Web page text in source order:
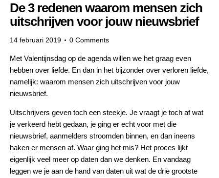
De 3 redenen waarom mensen zich
uitschrijven voor jouw nieuwsbrief
14 februari 2019 0 Comments
Met Valentijnsdag op de agenda willen we het graag even
hebben over liefde. En dan in het bijzonder over verloren liefde,
namelijk: waarom mensen zich uitschrijven voor jouw
nieuwsbrief.
Uitschrijvers geven toch een steekje. Je vraagt je toch af wat
je verkeerd hebt gedaan, je ging er echt voor met die
nieuwsbrief, aanmelders stroomden binnen, en dan ineens
haken er mensen af. Waar ging het mis? Het proces lijkt
eigenlijk veel meer op daten dan we denken. En vandaag
leggen we je aan de hand van daten uit wat de drie grootste